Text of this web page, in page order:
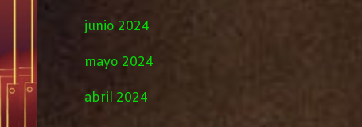
junio 2024
mayo 2024
abril 2024